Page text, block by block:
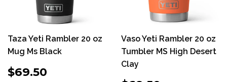
Taza Yeti Rambler 20 oz
Mug Ms Black
PRECIO
$69.50
Vaso Yeti Rambler 20 oz
Tumbler MS High Desert
Clay